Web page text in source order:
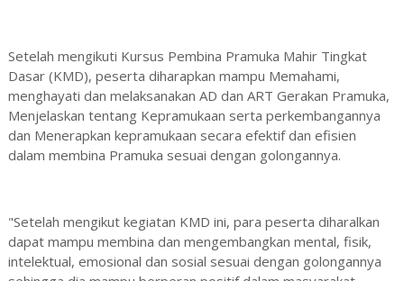
Setelah mengikuti Kursus Pembina Pramuka Mahir Tingkat
Dasar (KMD), peserta diharapkan mampu Memahami,
menghayati dan melaksanakan AD dan ART Gerakan Pramuka,
Menjelaskan tentang Kepramukaan serta perkembangannya
dan Menerapkan kepramukaan secara efektif dan efisien
dalam membina Pramuka sesuai dengan golongannya.
"Setelah mengikut kegiatan KMD ini, para peserta diharalkan
dapat mampu membina dan mengembangkan mental, fisik,
intelektual, emosional dan sosial sesuai dengan golongannya